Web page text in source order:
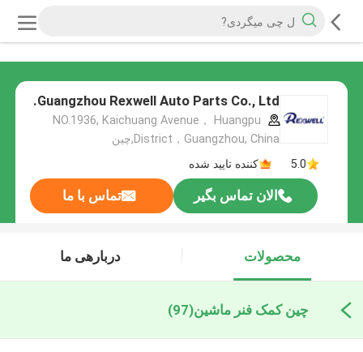
Guangzhou Rexwell Auto Parts Co., Ltd.
NO.1936, Kaichuang Avenue， Huangpu
District，Guangzhou, China,چین
5.0
کننده تایید شده
الان تماس بگیر تماس با ما
محصولات دربارهی ما
چین کمک فنر ماشین(97)